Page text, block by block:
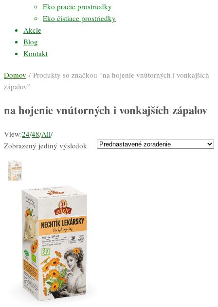
Eko pracie prostriedky
Eko čistiace prostriedky
Akcie
Blog
Kontakt
Domov / Produkty so značkou “na hojenie vnútorných i vonkajších
zápalov”
na hojenie vnútorných i vonkajších zápalov
View:24/48/All/
Zobrazený jediný výsledok